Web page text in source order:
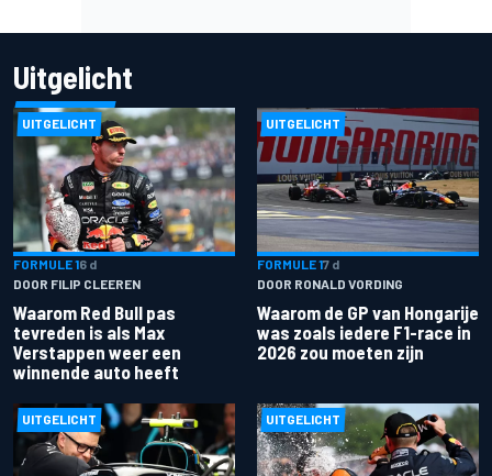
Uitgelicht
UITGELICHT
FORMULE 16 d
DOOR FILIP CLEEREN
Waarom Red Bull pas
tevreden is als Max
Verstappen weer een
winnende auto heeft
UITGELICHT
FORMULE 17 d
DOOR RONALD VORDING
Waarom de GP van Hongarije
was zoals iedere F1-race in
2026 zou moeten zijn
UITGELICHT UITGELICHT